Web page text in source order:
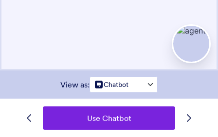
View as: Chatbot
Use Chatbot